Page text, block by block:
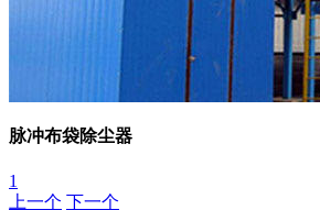
脉冲布袋除尘器
1
上一个 下一个